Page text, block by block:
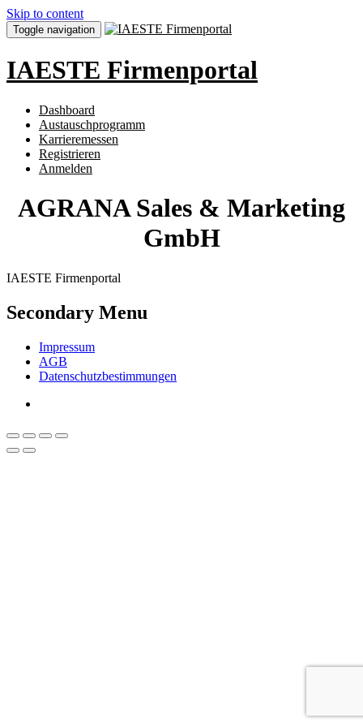
Skip to content
Toggle navigation
IAESTE Firmenportal
Dashboard
Austauschprogramm
Karrieremessen
Registrieren
Anmelden
AGRANA Sales & Marketing
GmbH
IAESTE Firmenportal
Secondary Menu
Impressum
AGB
Datenschutzbestimmungen